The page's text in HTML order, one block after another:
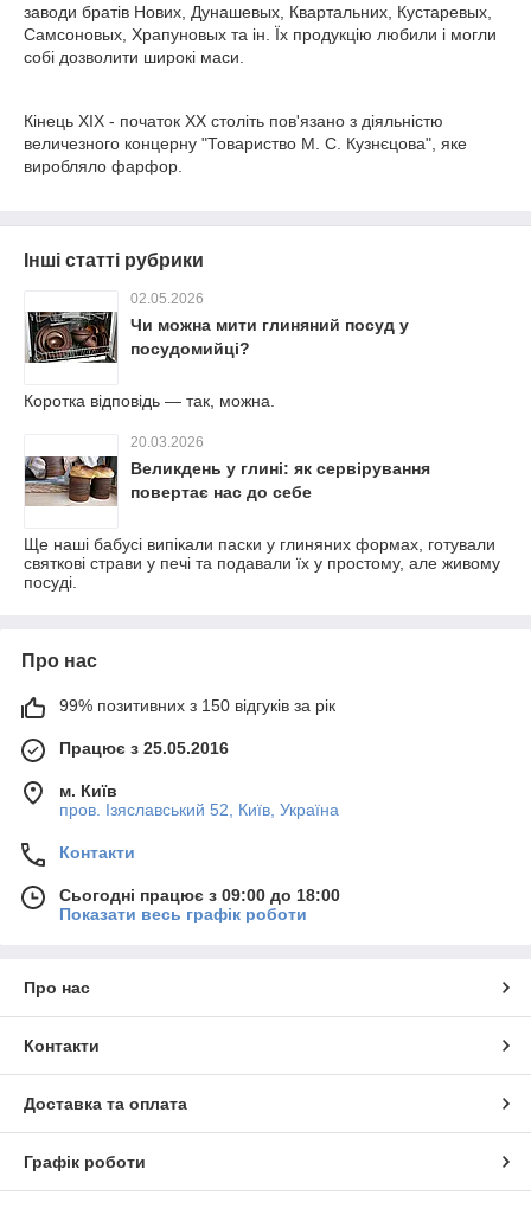
заводи братів Нових, Дунашевых, Квартальних, Кустаревых,
Самсоновых, Храпуновых та ін. Їх продукцію любили і могли
собі дозволити широкі маси.
Кінець XIX - початок XX століть пов'язано з діяльністю
величезного концерну "Товариство М. С. Кузнєцова", яке
виробляло фарфор.
Інші статті рубрики
02.05.2026
Чи можна мити глиняний посуд у
посудомийці?
Коротка відповідь — так, можна.
20.03.2026
Великдень у глині: як сервірування
повертає нас до себе
Ще наші бабусі випікали паски у глиняних формах, готували
святкові страви у печі та подавали їх у простому, але живому
посуді.
Про нас
99% позитивних з 150 відгуків за рік
Працює з 25.05.2016
м. Київ
пров. Ізяславський 52, Київ, Україна
Контакти
Сьогодні працює з 09:00 до 18:00
Показати весь графік роботи
Про нас
Контакти
Доставка та оплата
Графік роботи